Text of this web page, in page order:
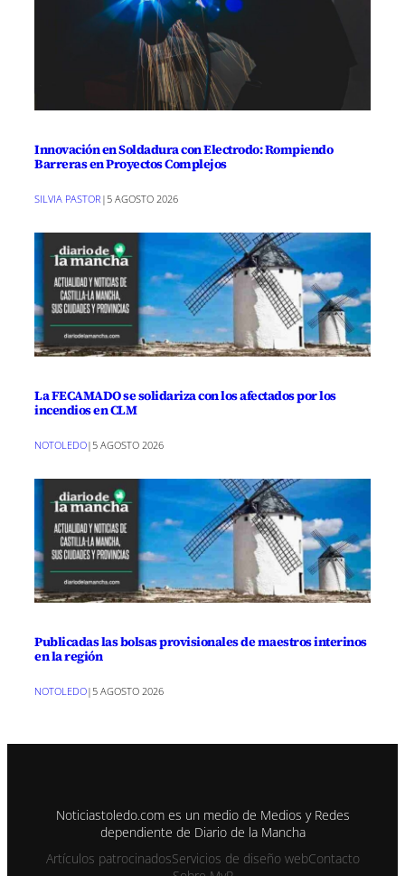
Innovación en Soldadura con Electrodo: Rompiendo
Barreras en Proyectos Complejos
SILVIA PASTOR | 5 AGOSTO 2026
La FECAMADO se solidariza con los afectados por los
incendios en CLM
NOTOLEDO|5 AGOSTO 2026
Publicadas las bolsas provisionales de maestros interinos
en la región
NOTOLEDO|5 AGOSTO 2026
Noticiastoledo.com es un medio de Medios y Redes
dependiente de Diario de la Mancha
Artículos patrocinadosServicios de diseño webContacto